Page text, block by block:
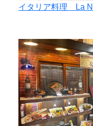
イタリア料理 La